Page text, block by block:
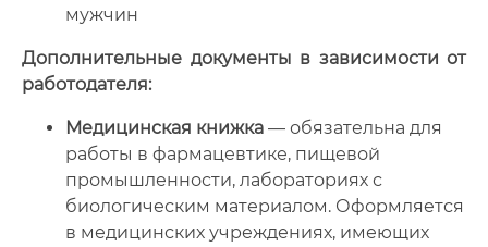
мужчин
Дополнительные документы в зависимости от
работодателя:
Медицинская книжка — обязательна для
работы в фармацевтике, пищевой
промышленности, лабораториях с
биологическим материалом. Оформляется
в медицинских учреждениях, имеющих